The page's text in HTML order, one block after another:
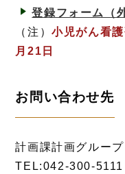
登録フォーム
（
（注）小児がん看
月21日
お問い合わせ先
計画課計画グルー
TEL:042-300-5111